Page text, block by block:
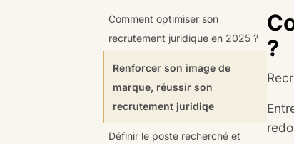
Comment optimiser son
recrutement juridique en 2025 ?
Renforcer son image de
marque, réussir son
recrutement juridiqe
Définir le poste recherché et
?